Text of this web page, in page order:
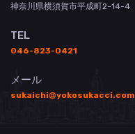
神奈川県横須賀市平成町2-14-4
TEL
046-823-0421
メール
sukaichi@yokosukacci.com